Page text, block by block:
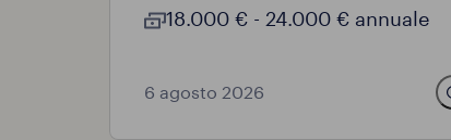
18.000 € - 24.000 € annuale
6 agosto 2026